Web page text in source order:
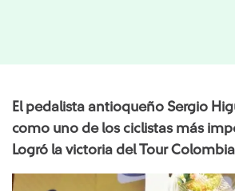
El pedalista antioqueño Sergio
como uno de los ciclistas más
Logró la victoria del Tour